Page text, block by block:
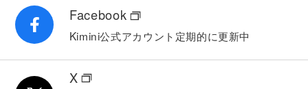
Facebook
Kimini公式アカウント 定期的に更新中
X